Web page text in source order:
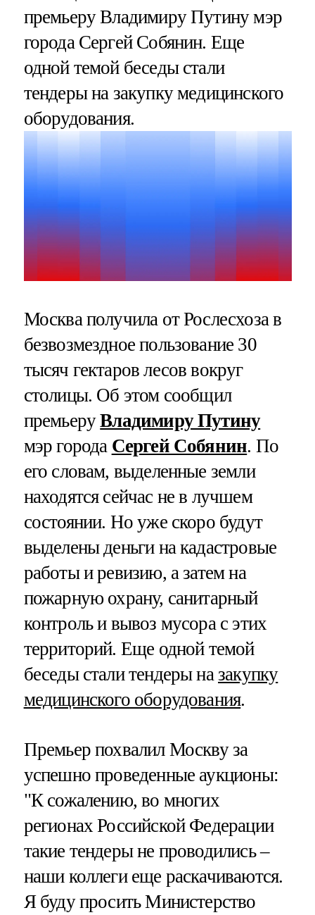
премьеру Владимиру Путину мэр
города Сергей Собянин. Еще
одной темой беседы стали
тендеры на закупку медицинского
оборудования.
Москва получила от Рослесхоза в
безвозмездное пользование 30
тысяч гектаров лесов вокруг
столицы. Об этом сообщил
премьеруВладимиру Путину
мэр города Сергей Собянин. По
его словам, выделенные земли
находятся сейчас не в лучшем
состоянии. Но уже скоро будут
выделены деньги на кадастровые
работы и ревизию, а затем на
пожарную охрану, санитарный
контроль и вывоз мусора с этих
территорий. Еще одной темой
беседы стали тендеры назакупку
медицинского оборудования.
Премьер похвалил Москву за
успешно проведенные аукционы:
"К сожалению, во многих
регионах Российской Федерации
такие тендеры не проводились –
наши коллеги еще раскачиваются.
Я буду просить Министерство